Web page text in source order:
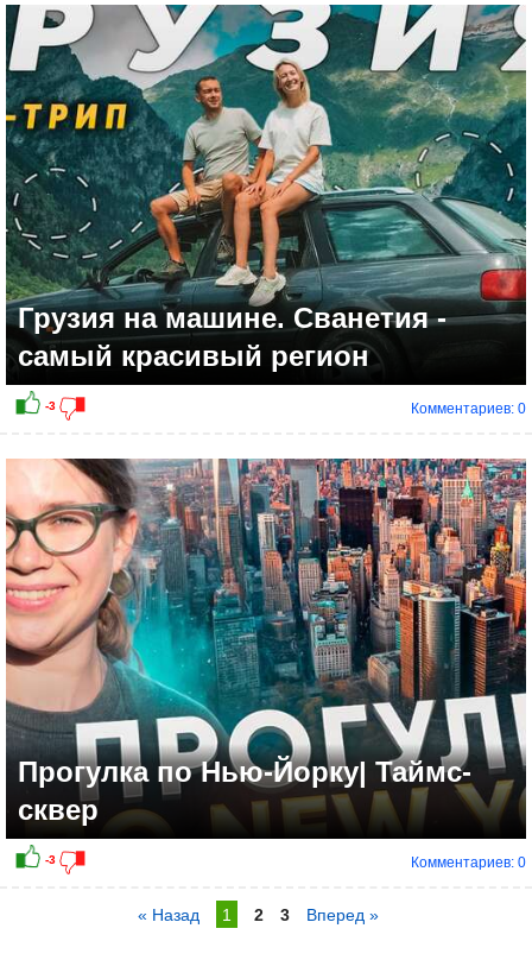
-4
Грузия на машине. Сванетия -
самый красивый регион
Комментариев: 0
Прогулка по Нью-Йорку| Таймс-
сквер
Комментариев: 0
« Назад 1 2 3 Вперед »